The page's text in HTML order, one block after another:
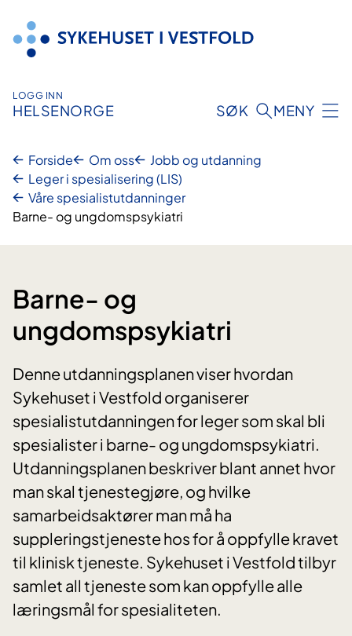
innhold
LOGG INN
HELSENORGE SØK MENY
Forside Om oss
Jobb og utdanning
Leger i spesialisering (LIS)
Våre spesialistutdanninger
Barne- og ungdomspsykiatri
Barne- og
ungdomspsykiatri
Denne utdanningsplanen viser hvordan
Sykehuset i Vestfold organiserer
spesialistutdanningen for leger som skal bli
spesialister i barne- og ungdomspsykiatri.
Utdanningsplanen beskriver blant annet hvor
man skal tjenestegjøre, og hvilke
samarbeidsaktører man må ha
suppleringstjeneste hos for å oppfylle kravet
til klinisk tjeneste. Sykehuset i Vestfold tilbyr
samlet all tjeneste som kan oppfylle alle
læringsmål for spesialiteten.